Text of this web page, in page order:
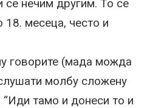
се нечим другим. То се
18. месеца, често и
говорите (мада можда
молбу сложену
“Иди тамо и донеси то и